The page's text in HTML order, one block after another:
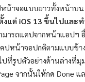
น้าจอแบบยาวทั้งหน้าบน
งแต่ iOS 13 ขึ้นไปและ
มารถแคปจากหน้าแอปฯ
ปหน้าจอปกติตามแบบข้า
ปที่รูปตัวอย่างด้านล่างที่มุ
จากนั้นให้กด Done แ